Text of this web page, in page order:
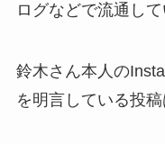
ログなどで流通して
鈴木さん本人の
を明言している投